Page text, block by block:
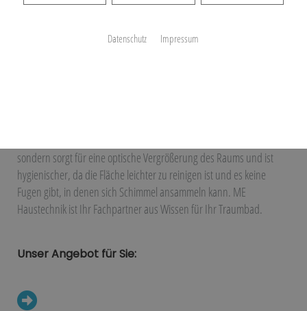
sondern sorgt für eine optische Vergrößerung des Raums und ist
hygienischer, da die Fläche leichter zu reinigen ist und es keine
Fugen gibt, in denen sich Schimmel ansammeln kann. ME
Haustechnik ist Ihr Fachpartner aus Wissen für Ihr Traumbad.
Unser Angebot für Sie:
Datenschutz Impressum